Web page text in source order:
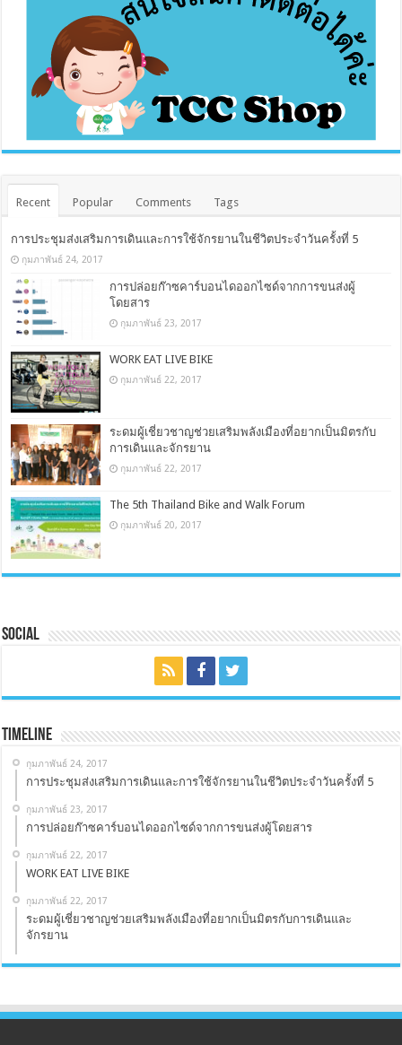
Recent Popular Comments Tags
การประชุมส่งเสริมการเดินและการใช้จักรยานในชีวิตประจำวันครั้งที่ 5
กุมภาพันธ์ 24, 2017
การปล่อยก๊าซคาร์บอนไดออกไซด์จากการขนส่งผู้
โดยสาร
กุมภาพันธ์ 23, 2017
WORK EAT LIVE BIKE
กุมภาพันธ์ 22, 2017
ระดมผู้เชี่ยวชาญช่วยเสริมพลังเมืองที่อยากเป็นมิตรกับ
การเดินและจักรยาน
กุมภาพันธ์ 22, 2017
The 5th Thailand Bike and Walk Forum
กุมภาพันธ์ 20, 2017
Social
Timeline
กุมภาพันธ์ 24, 2017
การประชุมส่งเสริมการเดินและการใช้จักรยานในชีวิตประจำวันครั้งที่ 5
กุมภาพันธ์ 23, 2017
การปล่อยก๊าซคาร์บอนไดออกไซด์จากการขนส่งผู้โดยสาร
กุมภาพันธ์ 22, 2017
WORK EAT LIVE BIKE
กุมภาพันธ์ 22, 2017
ระดมผู้เชี่ยวชาญช่วยเสริมพลังเมืองที่อยากเป็นมิตรกับการเดินและ
จักรยาน